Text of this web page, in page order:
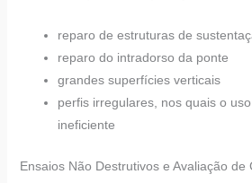
reparo de estruturas de
reparo do intradorso da ponte
grandes superfícies verticais
perfis irregulares, nos quais o
ineficiente
Ensaios Não Destrutivos e Avaliação de